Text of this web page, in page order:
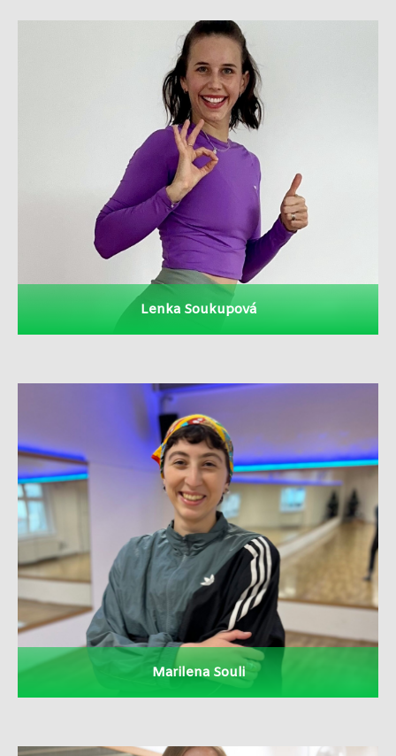
Lenka Soukupová
Lenka Soukupová
Marilena Souli
Více